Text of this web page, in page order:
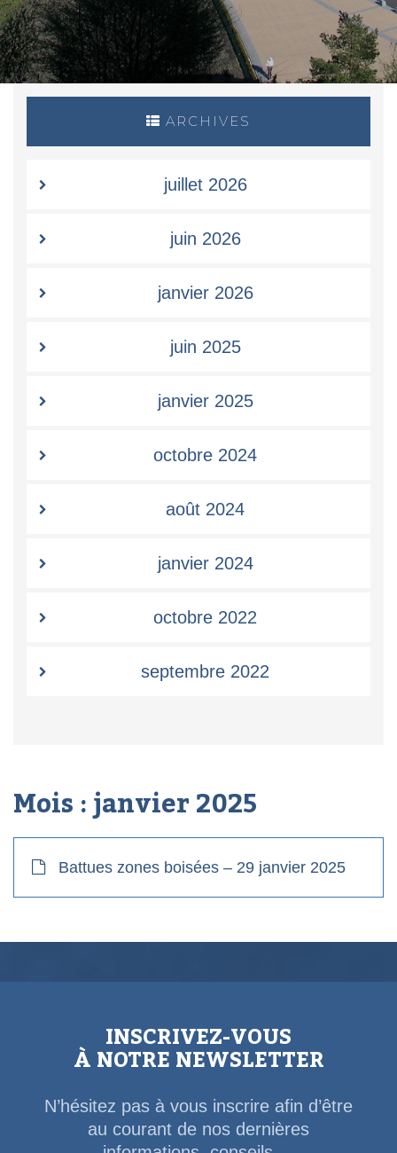
ARCHIVES
juillet 2026
juin 2026
janvier 2026
juin 2025
janvier 2025
octobre 2024
août 2024
janvier 2024
octobre 2022
septembre 2022
Mois :janvier 2025
Battues zones boisées – 29 janvier 2025
INSCRIVEZ-VOUS
À NOTRE NEWSLETTER
N’hésitez pas à vous inscrire afin d’être
au courant de nos dernières